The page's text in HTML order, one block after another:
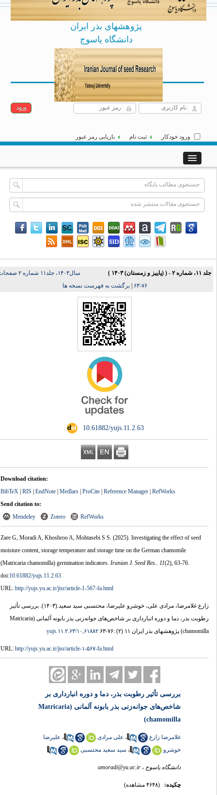
پژوهشهای بذر ایران
دانشگاه یاسوج
|
English
[Archive
ورود خودکار ثبت نام بازیابی رمز عبور
جلد ۱۱، شماره ۲ - ( (پاییز و زمستان) ۱۴۰۳ )
سال۱۴۰۳، جلد۱۱ شماره ۲ صفحات
|برگشت به فهرست نسخه ها
‎ 10.61882/yujs.11.2.63
Download citation:
BibTeX|RIS|EndNote|Medlars|ProCite|Reference Manager|RefWorks
Send citation to:
Mendeley
Zotero RefWorks
Zare G, Moradi A, Khoshroo A, Mohtasebi S S.(2025).Investigating the effect of seed
moisture content, storage temperature and storage time on the German chamomile
(Matricaria chamomilla) germination indicators.Iranian J. Seed Res..11(2), 63-76.
doi: 10.61882/yujs.11.2.63
URL:http://yujs.yu.ac.ir/jisr/article-1-567-fa.html
زارع غلامرضا، مرادی علی، خوشرو علیرضا، محتسبی سید سعید.(۱۴۰۳).
بررسی تأثیر
رطوبت بذر، دما و دوره انبارداری بر شاخص‌های جوانه‌زنی بذر بابونه آلمانی (Matricaria
chamomilla) پژوهشهای بذر ایران ۱۱ (۲) :۷۶-۶۳
۱۰,۶۱۸۸۲/yujs.۱۱.۲.۶۳
URL:http://yujs.yu.ac.ir/jisr/article-۱-۵۶۷-fa.html
بررسی تأثیر رطوبت بذر، دما و دوره انبارداری بر
شاخص‌های جوانه‌زنی بذر بابونه آلمانی (Matricaria
chamomilla)
غلامرضا زارع ، علی مرادی ، علیرضا
خوشرو
، سید سعید محتسبی
دانشگاه یاسوج ،amoradi@yu.ac.ir
چکیده: (۴۶۴۸ مشاهده)